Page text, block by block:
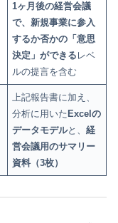
1ヶ月後の経営会議
で、新規事業に参入
するか否かの「意思
決定」ができる レベ
ルの提言を含む
上記報告書に加え、
分析に用いた Excelの
データモデルと、経
営会議用のサマリー
資料（3枚）